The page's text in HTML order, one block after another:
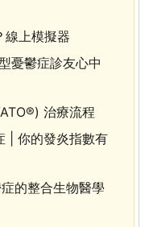
線上模擬器
憂鬱症診友心中
治療流程
| 你的發炎指數有
的整合生物醫學